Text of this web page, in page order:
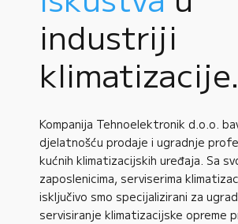
industriji
klimatizacije.
Kompanija Tehnoelektronik d.o.o.
djelatnošću prodaje i ugradnje
kućnih klimatizacijskih uređaja. Sa
zaposlenicima, serviserima
isključivo smo specijalizirani za
servisiranje klimatizacijske opreme